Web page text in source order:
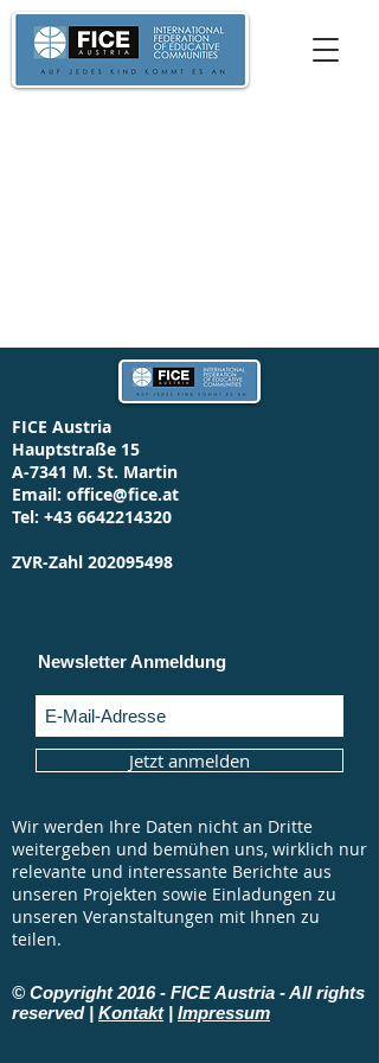
FICE Austria
Hauptstraße 15
A-7341 M. St. Martin
Email: office@fice.at
Tel: +43 6642214320
ZVR-Zahl 202095498
Newsletter Anmeldung
Jetzt anmelden
Wir werden Ihre Daten nicht an Dritte
weitergeben und bemühen uns, wirklich nur
relevante und interessante Berichte aus
unseren Projekten sowie Einladungen zu
unseren Veranstaltungen mit Ihnen zu
teilen.
© Copyright 2016 - FICE Austria - All rights
reserved | Kontakt| Impressum